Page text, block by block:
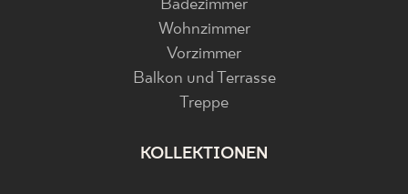
Badezimmer
Wohnzimmer
Vorzimmer
Balkon und Terrasse
Treppe
KOLLEKTIONEN